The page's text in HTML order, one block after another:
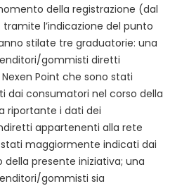
della registrazione (dal
l’indicazione del punto
stilate tre graduatorie: una
gommisti diretti
Point che sono stati
dai consumatori nel corso della
riportante i dati dei
appartenenti alla rete
maggiormente indicati dai
presente iniziativa; una
gommisti sia